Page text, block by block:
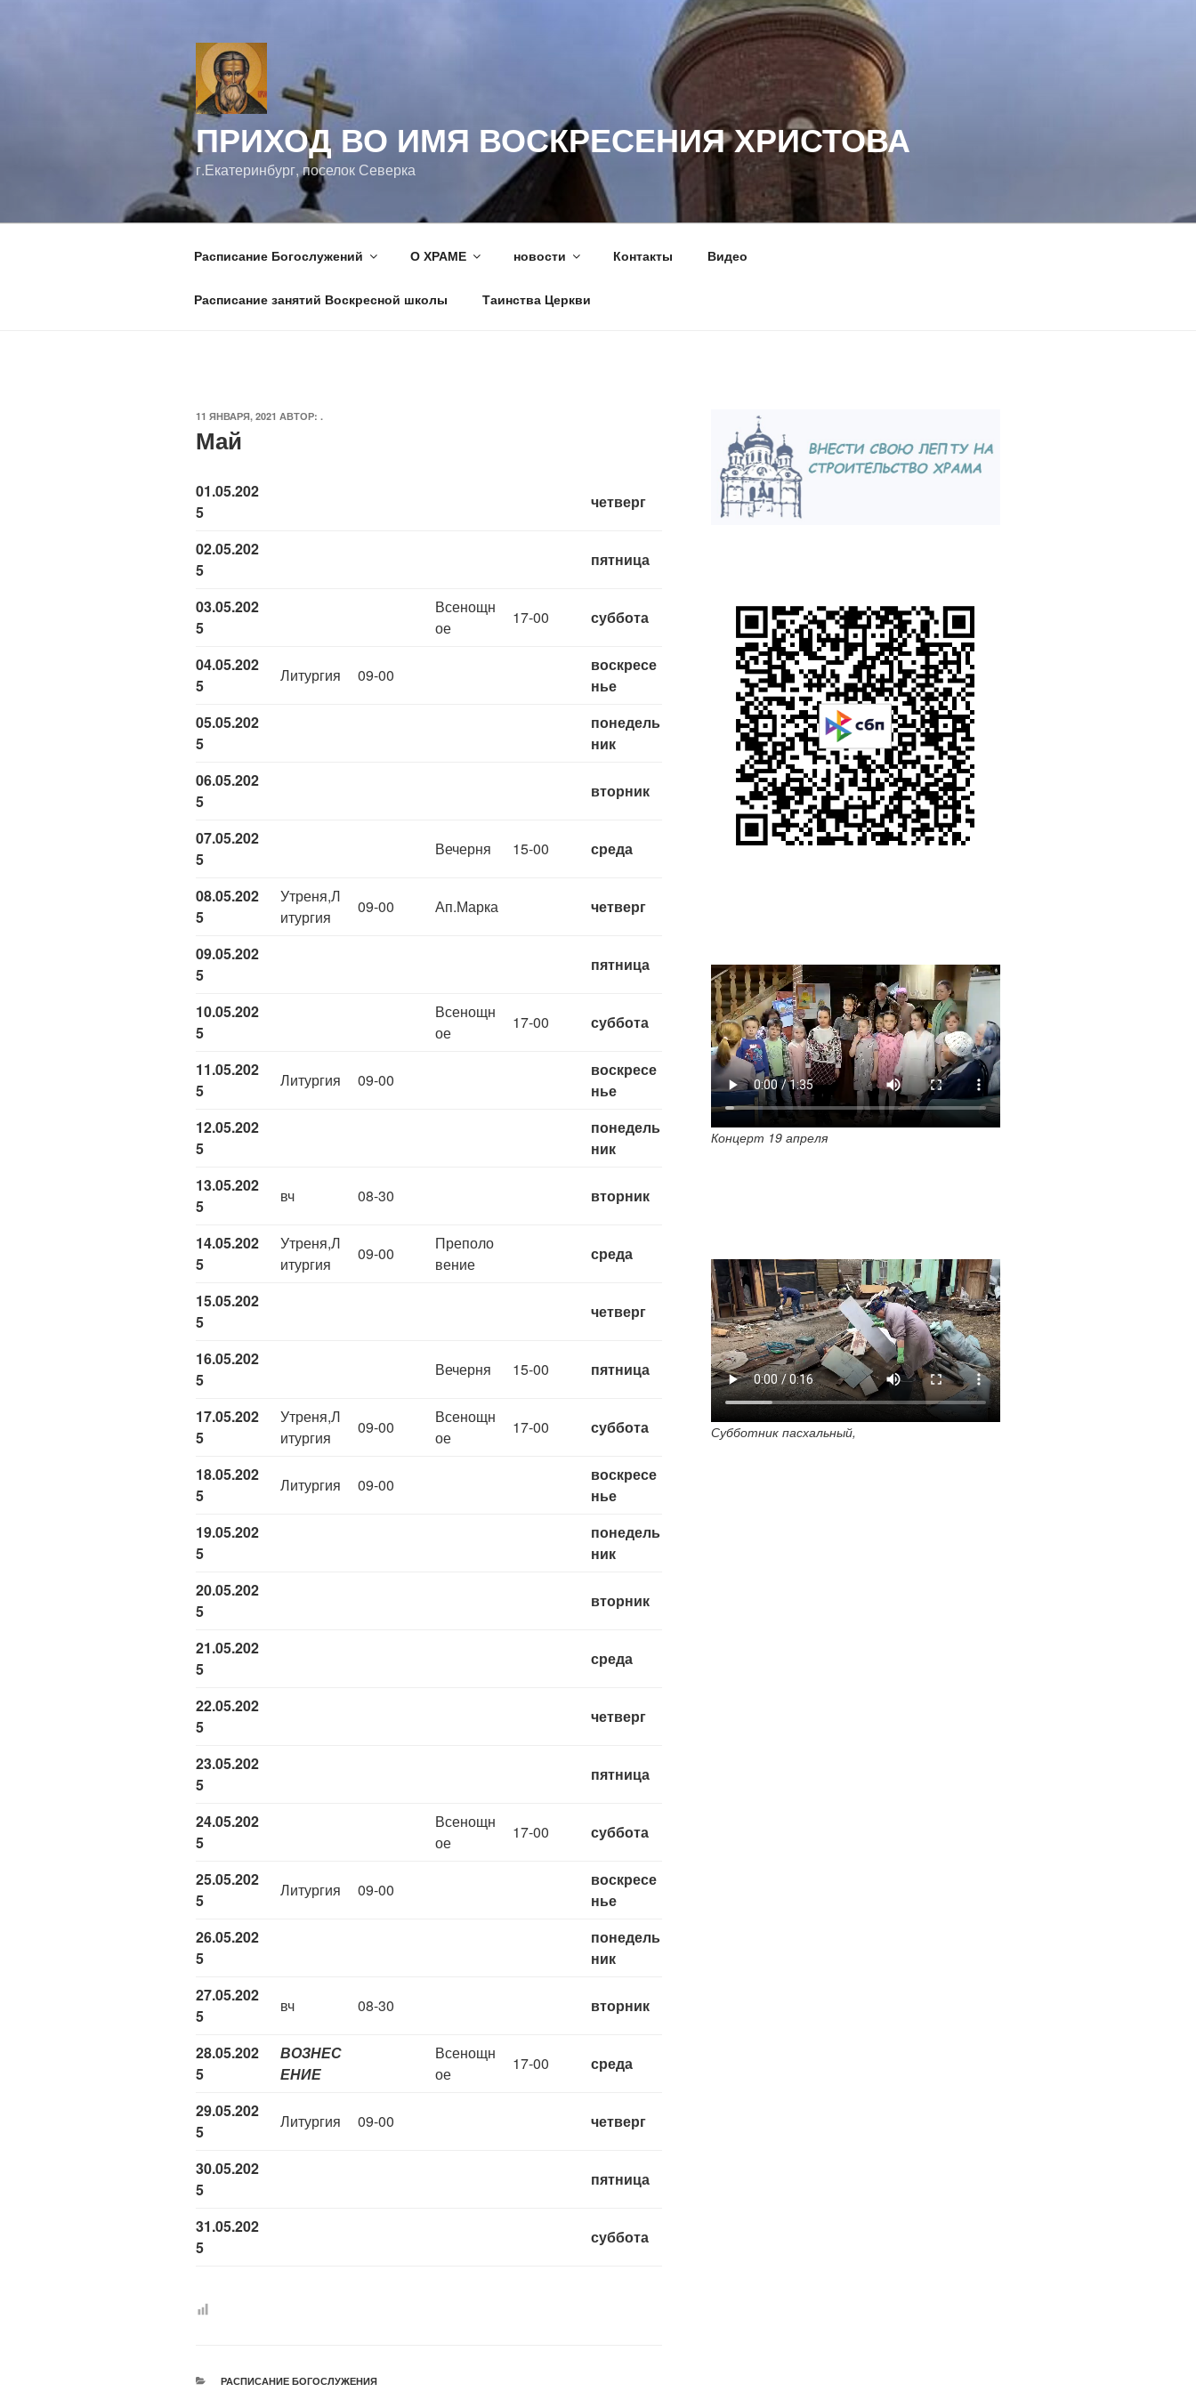
ПРИХОД ВО ИМЯ ВОСКРЕСЕНИЯ ХРИСТОВА
г.Екатеринбург, поселок Северка
Расписание Богослужений О ХРАМЕ новости Контакты Видео
Расписание занятий Воскресной школы Таинства Церкви
ОПУБЛИКОВАНО
11 ЯНВАРЯ, 2021 АВТОР: .
Май
01.05.202
5
четверг
02.05.202
5
пятница
03.05.202
5
Всенощн
ое
17-00 суббота
04.05.202
5
Литургия 09-00
воскресе
нье
05.05.202
5
понедель
ник
06.05.202
5
вторник
07.05.202
5
Вечерня 15-00 среда
08.05.202
5
Утреня,Л
итургия
09-00 Ап.Марка четверг
09.05.202
5
пятница
10.05.202
5
Всенощн
ое
17-00 суббота
11.05.202
5
Литургия 09-00
воскресе
нье
12.05.202
5
понедель
ник
13.05.202
5
вч 08-30 вторник
14.05.202
5
Утреня,Л
итургия
09-00
Преполо
вение
среда
15.05.202
5
четверг
16.05.202
5
Вечерня 15-00 пятница
17.05.202
5
Утреня,Л
итургия
09-00
Всенощн
ое
17-00 суббота
18.05.202
5
Литургия 09-00
воскресе
нье
19.05.202
5
понедель
ник
20.05.202
5
вторник
21.05.202
5
среда
22.05.202
5
четверг
23.05.202
5
пятница
24.05.202
5
Всенощн
ое
17-00 суббота
25.05.202
5
Литургия 09-00
воскресе
нье
26.05.202
5
понедель
ник
27.05.202
5
вч 08-30 вторник
28.05.202
5
ВОЗНЕС
ЕНИЕ
Всенощн
ое
17-00 среда
29.05.202
5
Литургия 09-00 четверг
30.05.202
5
пятница
31.05.202
5
суббота
РУБРИКИ
РАСПИСАНИЕ БОГОСЛУЖЕНИЯ
Концерт 19 апреля
Субботник пасхальный,